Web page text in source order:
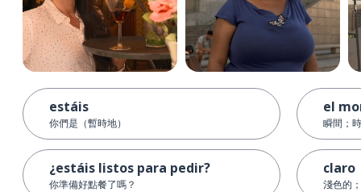
estáis
你們是（暫時地）
¿estáis listos para pedir?
你準備好點餐了嗎？
el
瞬間；
claro
淺色的